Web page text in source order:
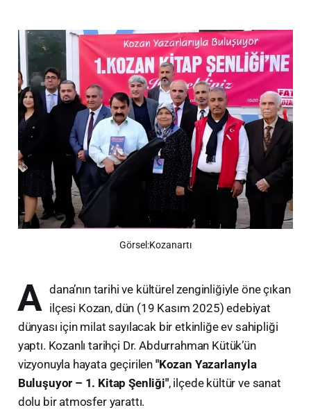
Görsel:Kozanartı
A dana’nın tarihi ve kültürel zenginliğiyle öne çıkan
ilçesi Kozan, dün (19 Kasım 2025) edebiyat
dünyası için milat sayılacak bir etkinliğe ev sahipliği
yaptı. Kozanlı tarihçi Dr. Abdurrahman Kütük’ün
vizyonuyla hayata geçirilen "Kozan Yazarlarıyla
Buluşuyor – 1. Kitap Şenliği", ilçede kültür ve sanat
dolu bir atmosfer yarattı.